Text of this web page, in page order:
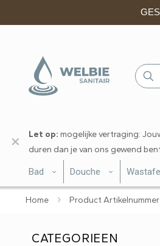
Let op: mogelijke vertraging:
duren dan je van ons gewend
✕
Bad Douche
Home Product Artikelnummer
CATEGORIEEN